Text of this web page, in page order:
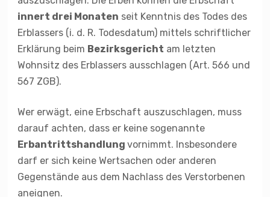
innert drei Monaten seit Kenntnis des Todes des
Erblassers (i. d. R. Todesdatum) mittels schriftlicher
Erklärung beim Bezirksgericht am letzten
Wohnsitz des Erblassers ausschlagen (Art. 566 und
567 ZGB).
Wer erwägt, eine Erbschaft auszuschlagen, muss
darauf achten, dass er keine sogenannte
Erbantrittshandlung vornimmt. Insbesondere
darf er sich keine Wertsachen oder anderen
Gegenstände aus dem Nachlass des Verstorbenen
aneignen.